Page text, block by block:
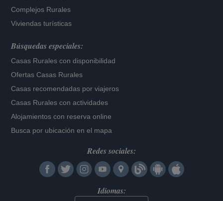
Complejos Rurales
Viviendas turísticas
Búsquedas especiales:
Casas Rurales con disponibilidad
Ofertas Casas Rurales
Casas recomendadas por viajeros
Casas Rurales con actividades
Alojamientos con reserva online
Busca por ubicación en el mapa
Redes sociales:
Idiomas: